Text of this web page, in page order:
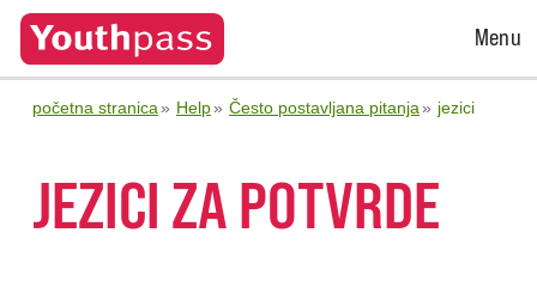
Open
Menu
početna stranica Help Često postavljana pitanja jezici
JEZICI ZA POTVRDE